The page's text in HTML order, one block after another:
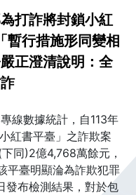
打詐將封鎖小紅
暫行措施形同變相
正澄清說明：全
線數據統計，自113年
紅書平臺」之詐欺案
同)2億4,768萬餘元，
平臺明顯淪為詐欺犯罪
發布檢測結果，對於包